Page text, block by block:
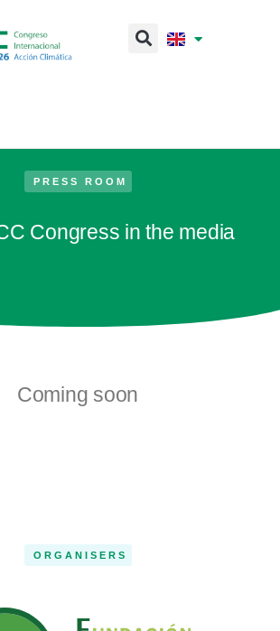
PRESS ROOM
Congress in the media
Coming soon
ORGANISERS